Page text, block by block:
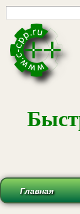
Главная